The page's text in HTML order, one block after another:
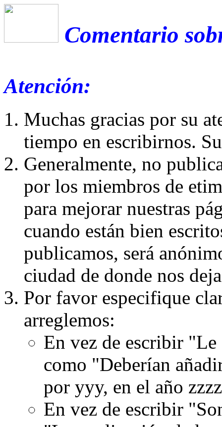
Comentario
Atención:
Muchas gracias por su
tiempo en escribirnos.
Generalmente, no
por los miembros de
para mejorar nuestras
cuando están bien
publicamos, será
ciudad de donde nos
Por favor especifique
arreglemos:
En vez de escribir
como "Deberían
por yyy, en el año
En vez de escribir